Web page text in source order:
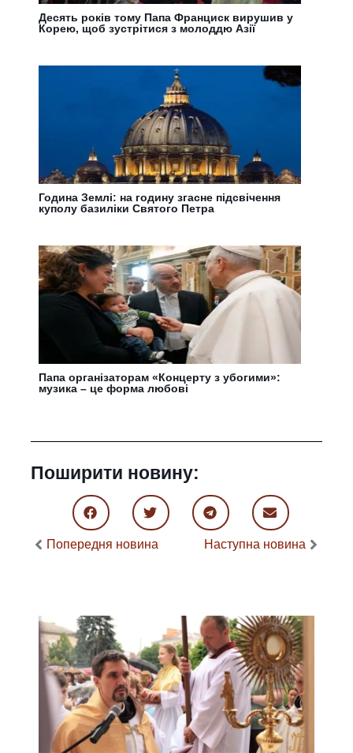
Десять років тому Папа Франциск вирушив у
Корею, щоб зустрітися з молоддю Азії
Година Землі: на годину згасне підсвічення
куполу базиліки Святого Петра
Папа організаторам «Концерту з убогими»:
музика – це форма любові
Поширити новину:
Попередня новина Наступна новина